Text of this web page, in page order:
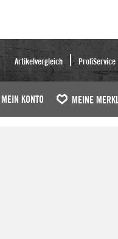
Artikelvergleich ProfiService
MEIN KONTO MEINE